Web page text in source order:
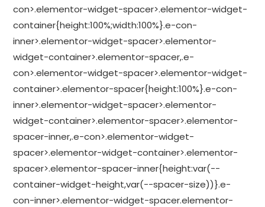
con>.elementor-widget-spacer>.elementor-widget-
container{height:100%;width:100%}.e-con-
inner>.elementor-widget-spacer>.elementor-
widget-container>.elementor-spacer,.e-
con>.elementor-widget-spacer>.elementor-widget-
container>.elementor-spacer{height:100%}.e-con-
inner>.elementor-widget-spacer>.elementor-
widget-container>.elementor-spacer>.elementor-
spacer-inner,.e-con>.elementor-widget-
spacer>.elementor-widget-container>.elementor-
spacer>.elementor-spacer-inner{height:var(--
container-widget-height,var(--spacer-size))}.e-
con-inner>.elementor-widget-spacer.elementor-